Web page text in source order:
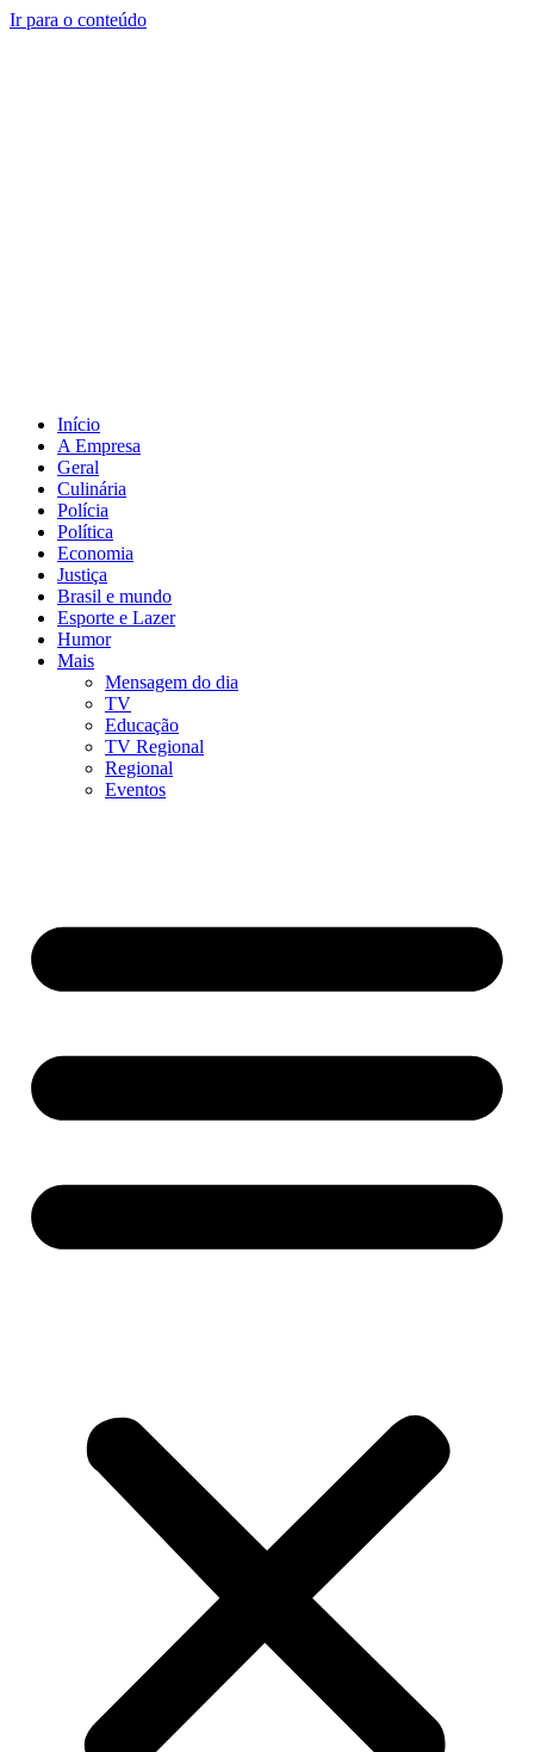
Ir para o conteúdo
Início
A Empresa
Geral
Culinária
Polícia
Política
Economia
Justiça
Brasil e mundo
Esporte e Lazer
Humor
Mais
Mensagem do dia
TV
Educação
TV Regional
Regional
Eventos